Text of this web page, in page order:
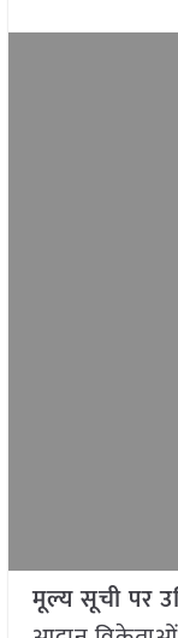
मूल्य सूची पर